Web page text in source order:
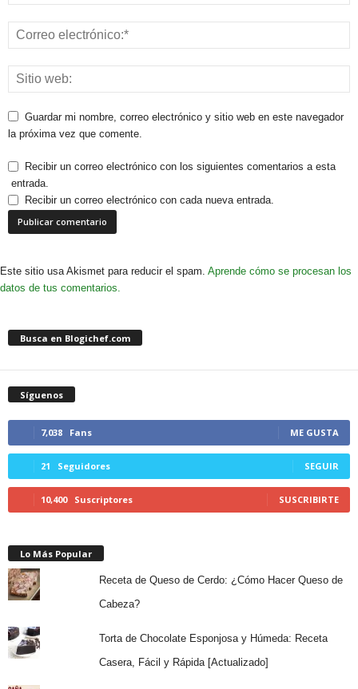
Guardar mi nombre, correo electrónico y sitio web en este navegador
la próxima vez que comente.
Recibir un correo electrónico con los siguientes comentarios a esta
entrada.
Recibir un correo electrónico con cada nueva entrada.
Este sitio usa Akismet para reducir el spam. Aprende cómo se procesan los
datos de tus comentarios.
Busca en Blogichef.com
Síguenos
7,038 Fans ME GUSTA
21 Seguidores SEGUIR
10,400 Suscriptores SUSCRIBIRTE
Lo Más Popular
Receta de Queso de Cerdo: ¿Cómo Hacer Queso de
Cabeza?
Torta de Chocolate Esponjosa y Húmeda: Receta
Casera, Fácil y Rápida [Actualizado]